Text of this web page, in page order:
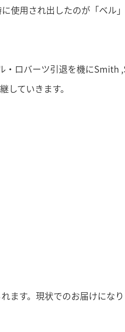
使用され出したのが「ベル
・ロバーツ引退を機にSmith
していきます。
ます。現状でのお届けにな